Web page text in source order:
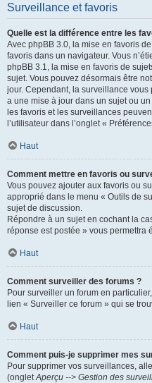
Surveillance et favoris
Quelle est la différence entre les
Avec phpBB 3.0, la mise en favoris
favoris dans un navigateur. Vous
phpBB 3.1, la mise en favoris de
sujet. Vous pouvez désormais être
jour. Cependant, la surveillance vous
a une mise à jour dans un sujet ou
les favoris et les surveillances
l’utilisateur dans l’onglet «
Haut
Comment mettre en favoris ou
Vous pouvez ajouter aux favoris ou
approprié dans le menu « Outils de
sujet de discussion.
Répondre à un sujet en cochant la
réponse est postée » vous permettra
Haut
Comment surveiller des forums ?
Pour surveiller un forum en
lien « Surveiller ce forum » qui se
Haut
Comment puis-je supprimer mes
Pour supprimer vos surveillances,
(ongletAperçu --> Gestion des